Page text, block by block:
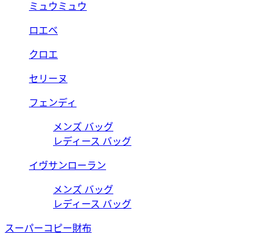
ミュウミュウ
ロエベ
クロエ
セリーヌ
フェンディ
メンズ バッグ
レディース バッグ
イヴサンローラン
メンズ バッグ
レディース バッグ
スーパーコピー財布